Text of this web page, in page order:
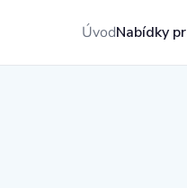
ÚvodNabídky